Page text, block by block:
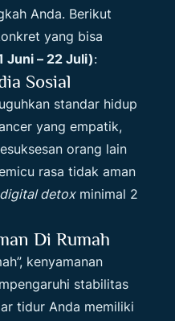
Anda. Berikut
yang bisa
Juni – 22 Juli):
Sosial
standar hidup
yang empatik,
orang lain
rasa tidak aman
digital detoxminimal 2
Di Rumah
kenyamanan
stabilitas
tidur Anda memiliki